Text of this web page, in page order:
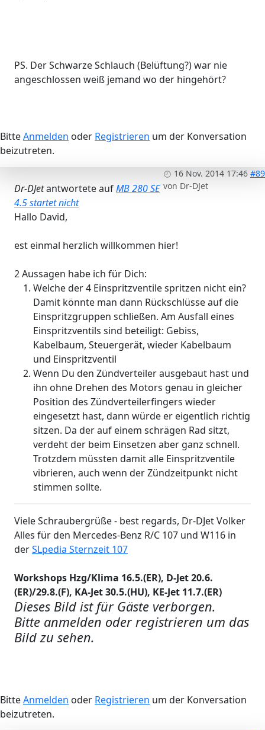
PS. Der Schwarze Schlauch (Belüftung?) war nie
angeschlossen weiß jemand wo der hingehört?
BitteAnmelden oder Registrieren um der Konversation
beizutreten.
16 Nov. 2014 17:46 #89
von Dr-DJet
Dr-DJetantwortete aufMB 280 SE
4.5 startet nicht
Hallo David,
est einmal herzlich willkommen hier!
2 Aussagen habe ich für Dich:
Welche der 4 Einspritzventile spritzen nicht ein?
Damit könnte man dann Rückschlüsse auf die
Einspritzgruppen schließen. Am Ausfall eines
Einspritzventils sind beteiligt: Gebiss,
Kabelbaum, Steuergerät, wieder Kabelbaum
und Einspritzventil
Wenn Du den Zündverteiler ausgebaut hast und
ihn ohne Drehen des Motors genau in gleicher
Position des Zündverteilerfingers wieder
eingesetzt hast, dann würde er eigentlich richtig
sitzen. Da der auf einem schrägen Rad sitzt,
verdeht der beim Einsetzen aber ganz schnell.
Trotzdem müssten damit alle Einspritzventile
vibrieren, auch wenn der Zündzeitpunkt nicht
stimmen sollte.
Viele Schraubergrüße - best regards, Dr-DJet Volker
Alles für den Mercedes-Benz R/C 107 und W116 in
derSLpedia Sternzeit 107
Workshops Hzg/Klima 16.5.(ER), D-Jet 20.6.
(ER)/29.8.(F), KA-Jet 30.5.(HU), KE-Jet 11.7.(ER)
Dieses Bild ist für Gäste verborgen.
Bitte anmelden oder registrieren um das
Bild zu sehen.
BitteAnmelden oder Registrieren um der Konversation
beizutreten.